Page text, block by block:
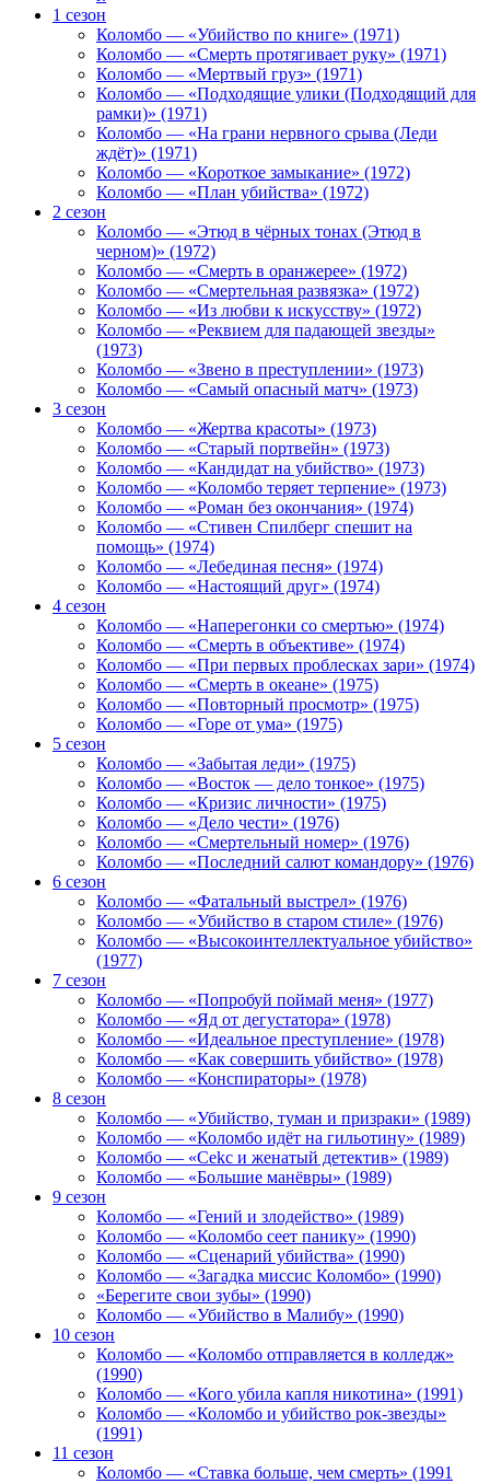
1 сезон
Коломбо — «Убийство по книге» (1971)
Коломбо — «Смерть протягивает руку» (1971)
Коломбо — «Мертвый груз» (1971)
Коломбо — «Подходящие улики (Подходящий для
рамки)» (1971)
Коломбо — «На грани нервного срыва (Леди
ждёт)» (1971)
Коломбо — «Короткое замыкание» (1972)
Коломбо — «План убийства» (1972)
2 сезон
Коломбо — «Этюд в чёрных тонах (Этюд в
черном)» (1972)
Коломбо — «Смерть в оранжерее» (1972)
Коломбо — «Смертельная развязка» (1972)
Коломбо — «Из любви к искусству» (1972)
Коломбо — «Реквием для падающей звезды»
(1973)
Коломбо — «Звено в преступлении» (1973)
Коломбо — «Самый опасный матч» (1973)
3 сезон
Коломбо — «Жертва красоты» (1973)
Коломбо — «Старый портвейн» (1973)
Коломбо — «Кандидат на убийство» (1973)
Коломбо — «Коломбо теряет терпение» (1973)
Коломбо — «Роман без окончания» (1974)
Коломбо — «Стивен Спилберг спешит на
помощь» (1974)
Коломбо — «Лебединая песня» (1974)
Коломбо — «Настоящий друг» (1974)
4 сезон
Коломбо — «Наперегонки со смертью» (1974)
Коломбо — «Смерть в объективе» (1974)
Коломбо — «При первых проблесках зари» (1974)
Коломбо — «Смерть в океане» (1975)
Коломбо — «Повторный просмотр» (1975)
Коломбо — «Горе от ума» (1975)
5 сезон
Коломбо — «Забытая леди» (1975)
Коломбо — «Восток — дело тонкое» (1975)
Коломбо — «Кризис личности» (1975)
Коломбо — «Дело чести» (1976)
Коломбо — «Смертельный номер» (1976)
Коломбо — «Последний салют командору» (1976)
6 сезон
Коломбо — «Фатальный выстрел» (1976)
Коломбо — «Убийство в старом стиле» (1976)
Коломбо — «Высокоинтеллектуальное убийство»
(1977)
7 сезон
Коломбо — «Попробуй поймай меня» (1977)
Коломбо — «Яд от дегустатора» (1978)
Коломбо — «Идеальное преступление» (1978)
Коломбо — «Как совершить убийство» (1978)
Коломбо — «Конспираторы» (1978)
8 сезон
Коломбо — «Убийство, туман и призраки» (1989)
Коломбо — «Коломбо идёт на гильотину» (1989)
Коломбо — «Cekc и женатый детектив» (1989)
Коломбо — «Большие манёвры» (1989)
9 сезон
Коломбо — «Гений и злодейство» (1989)
Коломбо — «Коломбо сеет панику» (1990)
Коломбо — «Сценарий убийства» (1990)
Коломбо — «Загадка миссис Коломбо» (1990)
«Берегите свои зубы» (1990)
Коломбо — «Убийство в Малибу» (1990)
10 сезон
Коломбо — «Коломбо отправляется в колледж»
(1990)
Коломбо — «Кого убила капля никотина» (1991)
Коломбо — «Коломбо и убийство рок-звезды»
(1991)
11 сезон
Коломбо — «Ставка больше, чем смерть» (1991